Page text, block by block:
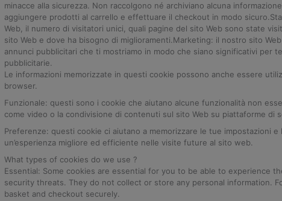
minacce alla sicurezza. Non raccolgono né archiviano alcuna
aggiungere prodotti al carrello e effettuare il checkout in modo
Web, il numero di visitatori unici, quali pagine del sito Web sono state
sito Web e dove ha bisogno di miglioramenti.Marketing: il nostro sito
annunci pubblicitari che ti mostriamo in modo che siano significativi per
pubblicitarie.
Le informazioni memorizzate in questi cookie possono anche essere
browser.
Funzionale: questi sono i cookie che aiutano alcune funzionalità non
come video o la condivisione di contenuti sul sito Web su piattaforme di
Preferenze: questi cookie ci aiutano a memorizzare le tue impostazioni
un’esperienza migliore ed efficiente nelle visite future al sito web.
What types of cookies do we use ?
Essential: Some cookies are essential for you to be able to experience
security threats. They do not collect or store any personal information.
basket and checkout securely.